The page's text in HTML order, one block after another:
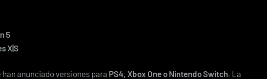
5
X|S
han anunciado versiones para PS4, Xbox One o Nintendo Switch. La